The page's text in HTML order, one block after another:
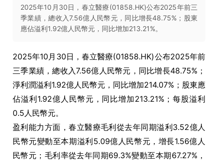
2025年10月30日，春立醫療(01858.HK)公布2025年前三
季業績，總收入7.56億人民幣元，同比增長48.75%；股東
應佔溢利1.92億人民幣元，同比增加213.21%。
2025年10月30日，春立醫療(01858.HK)公布2025年前
三季業績，總收入7.56億人民幣元，同比增長48.75%；
淨利潤溢利1.92億人民幣元，同比增加214.07%；股東應
佔溢利1.92億人民幣元，同比增加213.21%；每股溢利
0.5人民幣元。
盈利能力方面，春立醫療毛利從去年同期溢利3.52億人
民幣元變動至本期溢利5.09億人民幣元，增長1.56億人
民幣元；毛利率從去年同期69.3%變動至本期67.27%，